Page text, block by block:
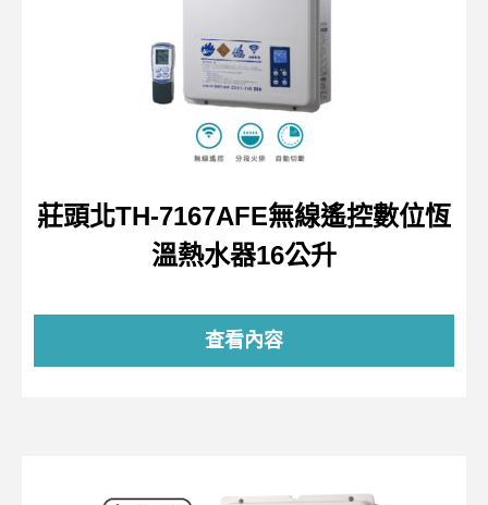
莊頭北TH-7167AFE無線遙控數位恆
溫熱水器16公升
查看內容